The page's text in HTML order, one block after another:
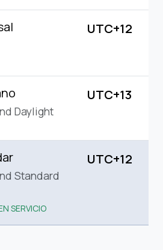
UTC+12
Daylight
UTC+13
Standard
SERVICIO
UTC+12